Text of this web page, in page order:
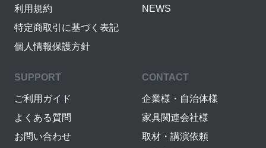
利用規約
特定商取引に基づく表記
個人情報保護方針
NEWS
SUPPORT
ご利用ガイド
よくある質問
お問い合わせ
CONTACT
企業様・自治体様
家具関連会社様
取材・講演依頼